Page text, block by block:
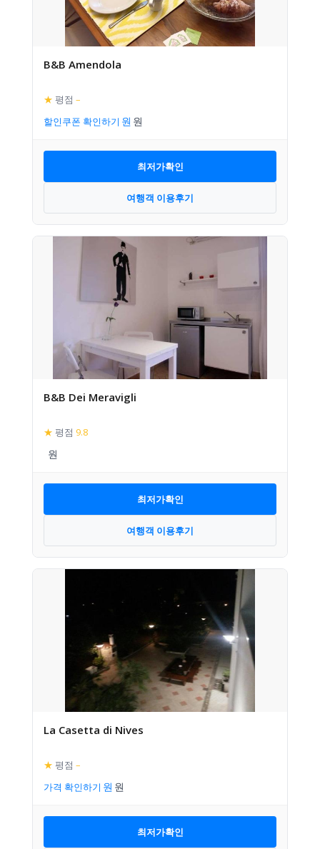
B&B Amendola
★ 평점 –
할인쿠폰 확인하기
최저가확인
여행객 이용후기
B&B Dei Meravigli
★ 평점 9.8
최저가확인
여행객 이용후기
La Casetta di Nives
★ 평점 –
가격 확인하기
최저가확인